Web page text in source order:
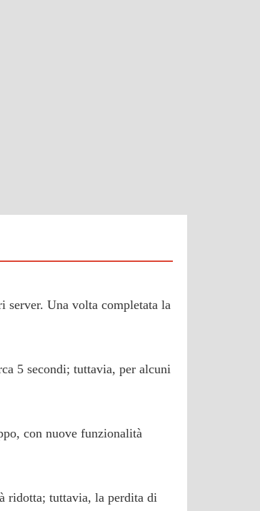
Una volta completata la
5 secondi; tuttavia, per alcuni
con nuove funzionalità
ridotta; tuttavia, la perdita di